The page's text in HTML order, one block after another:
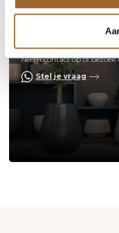
Op zoek naar een
hulp?
Neem contact op of bezoek
Stel je vraag